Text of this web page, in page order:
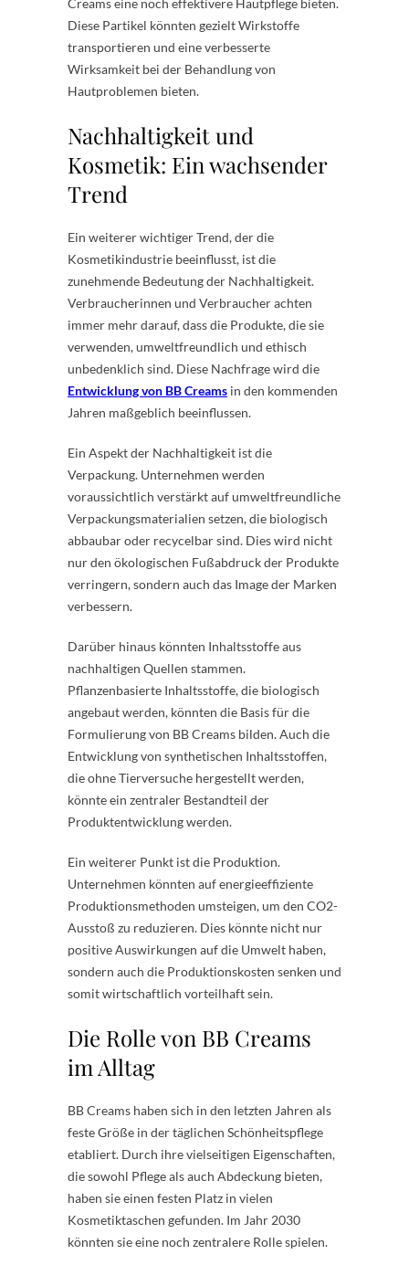
Creams eine noch effektivere Hautpflege bieten.
Diese Partikel könnten gezielt Wirkstoffe
transportieren und eine verbesserte
Wirksamkeit bei der Behandlung von
Hautproblemen bieten.
Nachhaltigkeit und
Kosmetik: Ein wachsender
Trend
Ein weiterer wichtiger Trend, der die
Kosmetikindustrie beeinflusst, ist die
zunehmende Bedeutung der Nachhaltigkeit.
Verbraucherinnen und Verbraucher achten
immer mehr darauf, dass die Produkte, die sie
verwenden, umweltfreundlich und ethisch
unbedenklich sind. Diese Nachfrage wird die
Entwicklung von BB Creams in den kommenden
Jahren maßgeblich beeinflussen.
Ein Aspekt der Nachhaltigkeit ist die
Verpackung. Unternehmen werden
voraussichtlich verstärkt auf umweltfreundliche
Verpackungsmaterialien setzen, die biologisch
abbaubar oder recycelbar sind. Dies wird nicht
nur den ökologischen Fußabdruck der Produkte
verringern, sondern auch das Image der Marken
verbessern.
Darüber hinaus könnten Inhaltsstoffe aus
nachhaltigen Quellen stammen.
Pflanzenbasierte Inhaltsstoffe, die biologisch
angebaut werden, könnten die Basis für die
Formulierung von BB Creams bilden. Auch die
Entwicklung von synthetischen Inhaltsstoffen,
die ohne Tierversuche hergestellt werden,
könnte ein zentraler Bestandteil der
Produktentwicklung werden.
Ein weiterer Punkt ist die Produktion.
Unternehmen könnten auf energieeffiziente
Produktionsmethoden umsteigen, um den CO2-
Ausstoß zu reduzieren. Dies könnte nicht nur
positive Auswirkungen auf die Umwelt haben,
sondern auch die Produktionskosten senken und
somit wirtschaftlich vorteilhaft sein.
Die Rolle von BB Creams
im Alltag
BB Creams haben sich in den letzten Jahren als
feste Größe in der täglichen Schönheitspflege
etabliert. Durch ihre vielseitigen Eigenschaften,
die sowohl Pflege als auch Abdeckung bieten,
haben sie einen festen Platz in vielen
Kosmetiktaschen gefunden. Im Jahr 2030
könnten sie eine noch zentralere Rolle spielen.